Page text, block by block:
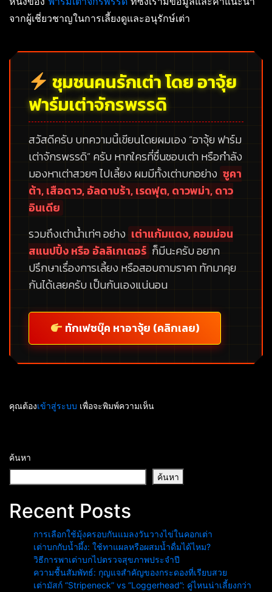
จากผู้เชี่ยวชาญในการเลี้ยงดูและอนุรักษ์เต่า
ชุมชนคนรักเต่า โดย อาจุ้ย
ฟาร์มเต่าจักรพรรดิ
สวัสดีครับ บทความนี้เขียนโดยผมเอง “อาจุ้ย ฟาร์ม
เต่าจักรพรรดิ”ครับ หากใครที่ชื่นชอบเต่า หรือกำลัง
มองหาเต่าสวยๆ ไปเลี้ยง ผมมีทั้งเต่าบกอย่าง ซูคา
ต้า, เสือดาว, อัลดาบร้า, เรดฟุต, ดาวพม่า, ดาว
อินเดีย
รวมถึงเต่าน้ำเท่ๆ อย่าง เต่าแก้มแดง, คอมม่อน
สแนปปิ้ง หรือ อัลลิเกเตอร์ ก็มีนะครับ อยาก
ปรึกษาเรื่องการเลี้ยง หรือสอบถามราคา ทักมาคุย
กันได้เลยครับ เป็นกันเองแน่นอน
ทักเฟซบุ๊ค หาอาจุ้ย (คลิกเลย)
คุณต้องเข้าสู่ระบบ เพื่อจะพิมพ์ความเห็น
ค้นหา
ค้นหา
Recent Posts
การเลือกใช้มุ้งครอบกันแมลงวันวางไข่ในคอกเต่า
เต่าบกกับน้ำผึ้ง: ใช้ทาแผลหรือผสมน้ำดื่มได้ไหม?
วิธีการพาเต่าบกไปตรวจสุขภาพประจำปี
ความชื้นสัมพัทธ์: กุญแจสำคัญของกระดองที่เรียบสวย
เต่ามัสก์ “Stripeneck” vs “Loggerhead”: คู่ไหนน่าเลี้ยงกว่า